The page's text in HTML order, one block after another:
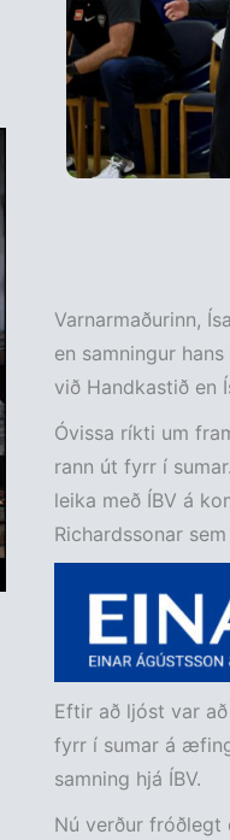
Varnarmaðurinn,
en samningur
við Handkastið en
Óvissa ríkti um
rann út fyrr í
leika með ÍBV á
Richardssonar
Eftir að ljóst var
fyrr í sumar á
samning hjá ÍBV.
Nú verður fróðlegt